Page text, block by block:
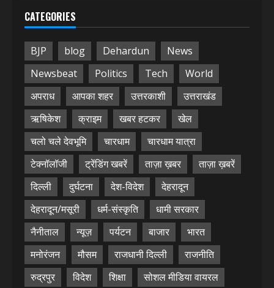
CATEGORIES
BJP blog Dehardun
News
Newsbeat
Politics Tech
World
अपराध
आपका शहर उत्तरकाशी
उत्तराखंड
ऋषिकेश
क्राइम खबर हटकर
खेल
चलो चले देवभूमि
चारधाम
चारधाम यात्रा
टेक्नॉलॉजी
ट्रेंडिंग खबरें ताज़ा ख़बर
ताज़ा ख़बरें
दिल्ली
दुर्घटना देश-विदेश
देहरादून
देहरादून/मसूरी
धर्म-संस्कृति
धामी सरकार
नैनीताल
न्यूज़ पर्यटन बाजार
भारत
मनोरंजन
मौसम राजधानी दिल्ली
राजनीति
रुद्रपुर
विदेश शिक्षा
सोशल मीडिया वायरल